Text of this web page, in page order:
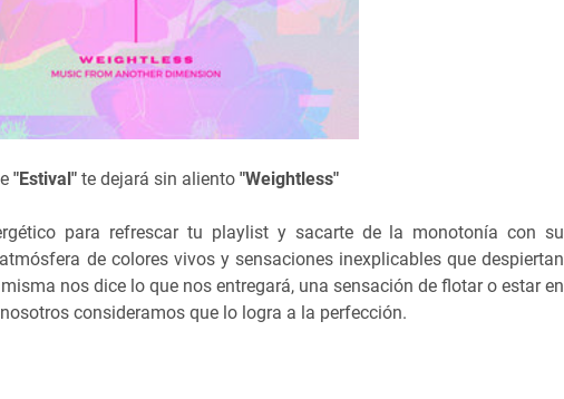
"Estival" te dejará sin aliento "Weightless"
para refrescar tu playlist y sacarte de la monotonía con su
de colores vivos y sensaciones inexplicables que despiertan
nos dice lo que nos entregará, una sensación de flotar o estar en
consideramos que lo logra a la perfección.